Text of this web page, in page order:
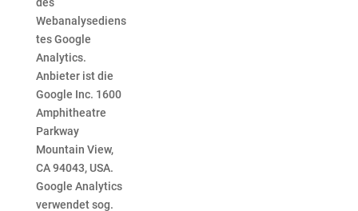
Webanalysediens
tes Google
Analytics.
Anbieter ist die
Google Inc. 1600
Amphitheatre
Parkway
Mountain View,
CA 94043, USA.
Google Analytics
verwendet sog.